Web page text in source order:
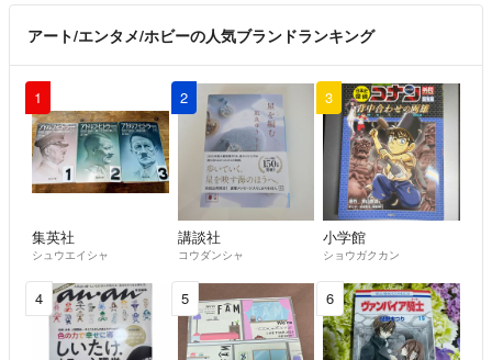
アート/エンタメ/ホビーの人気ブランドランキング
1
集英社
シュウエイシャ
2
講談社
コウダンシャ
3
小学館
ショウガクカン
4 5 6